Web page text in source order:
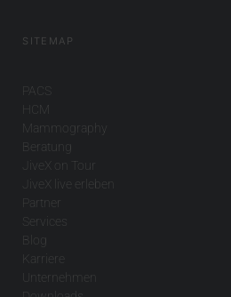
SITEMAP
PACS
HCM
Mammography
Beratung
JiveX on Tour
JiveX live erleben
Partner
Services
Blog
Karriere
Unternehmen